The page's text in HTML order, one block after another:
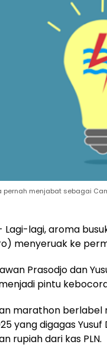
pernah menjabat sebagai
Lagi-lagi, aroma
menyeruak ke
Prasodjo dan
pintu
marathon
yang digagas
rupiah dari kas PLN.